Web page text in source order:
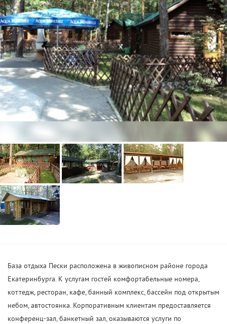
База отдыха Пески расположена в живописном районе города
Екатеринбурга. К услугам гостей комфортабельные номера,
коттедж, ресторан, кафе, банный комплекс, бассейн под открытым
небом, автостоянка. Корпоративным клиентам предоставляется
конференц-зал, банкетный зал, оказываются услуги по